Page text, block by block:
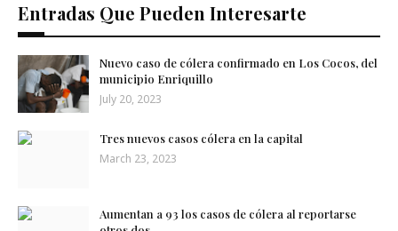
Entradas Que Pueden Interesarte
Nuevo caso de cólera confirmado en Los Cocos, del
municipio Enriquillo
July 20, 2023
Tres nuevos casos cólera en la capital
March 23, 2023
Aumentan a 93 los casos de cólera al reportarse